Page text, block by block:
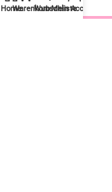
HomeWarenkorbWunschliste
Mein Account